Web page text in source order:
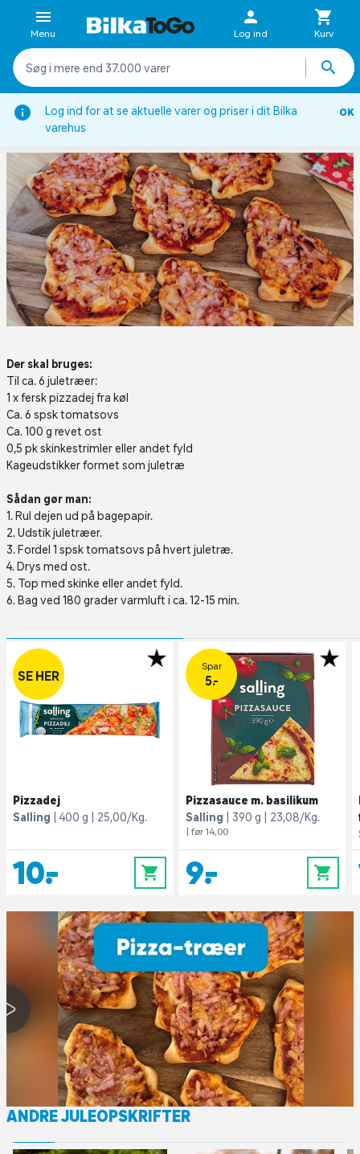
Log ind for at se aktuelle varer og priser i dit Bilka
varehus
OK
Menu Log ind Kurv
Sæsoner Jul Juleopskrifter Pizza juletræ
PIZZA JULETRÆ
Der skal bruges:
Til ca. 6 juletræer:
1 x fersk pizzadej fra køl
Ca. 6 spsk tomatsovs
Ca. 100 g revet ost
0,5 pk skinkestrimler eller andet fyld
Kageudstikker formet som juletræ
Sådan gør man:
1. Rul dejen ud på bagepapir.
2. Udstik juletræer.
3. Fordel 1 spsk tomatsovs på hvert juletræ.
4. Drys med ost.
5. Top med skinke eller andet fyld.
6. Bag ved 180 grader varmluft i ca. 12-15 min.
SE HER
Pizzadej
Salling
400 g 25,00/Kg.
10,- 0
Spar
5.-
Pizzasauce m. basilikum
Salling
390 g 23,08/Kg.
| før 14,00
9,- 0
ANDRE JULEOPSKRIFTER